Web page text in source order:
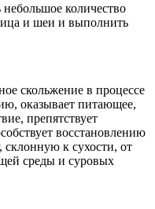
небольшое количество
и шеи и выполнить
скольжение в процессе
оказывает питающее,
препятствует
восстановлению
склонную к сухости, от
среды и суровых